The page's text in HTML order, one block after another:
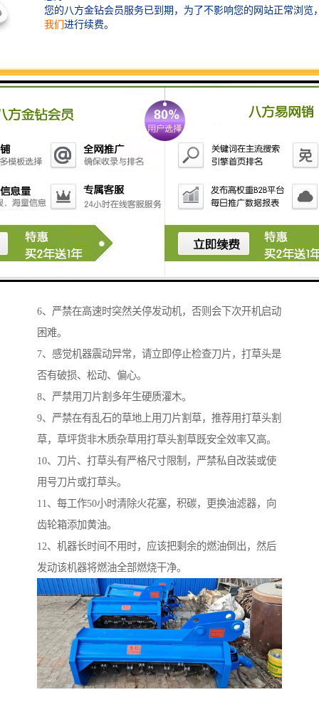
1、使用2T（二冲程）机油，严禁使用4T（四冲程）机
油，推荐使用美孚小霸王2T二冲程机油。
2、严禁使用纯汽油。
3、严格按照25：1汽油为25，机油（美孚小霸王2T）为
1的机油比例，合油单天用完，变质发红的混合油不能使
用。
4、新机器不能高速使用，请低速磨合3小时（相当于5壶
6、严禁在高速时突然关停发动机，否则会下次开机启动
困难。
7、感觉机器震动异常，请立即停止检查刀片，打草头是
否有破损、松动、偏心。
8、严禁用刀片割多年生硬质灌木。
9、严禁在有乱石的草地上用刀片割草，推荐用打草头割
草，草坪货非木质杂草用打草头割草既安全效率又高。
10、刀片、打草头有严格尺寸限制，严禁私自改装或使
用号刀片或打草头。
11、每工作50小时清除火花塞，积碳，更换油滤器，向
齿轮箱添加黄油。
12、机器长时间不用时，应该把剩余的燃油倒出，然后
发动该机器将燃油全部燃烧干净。